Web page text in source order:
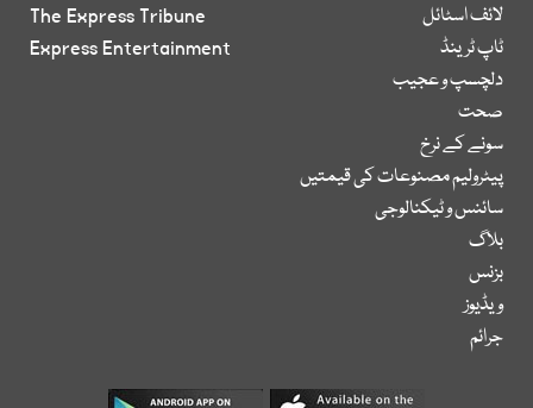
لائف اسٹائل
ٹاپ ٹرینڈ
دلچسپ و عجیب
صحت
سونے کے نرخ
پیٹرولیم مصنوعات کی قیمتیں
سائنس و ٹیکنالوجی
بلاگ
بزنس
ویڈیوز
جرائم
The Express Tribune
Express Entertainment